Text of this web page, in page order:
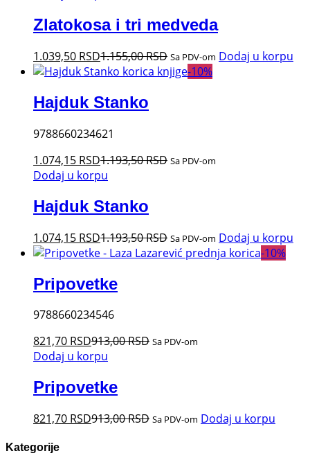
Zlatokosa i tri medveda
1.039,50 RSD1.155,00RSD Sa PDV-om Dodaj u korpu
-10%
Hajduk Stanko
9788660234621
1.074,15 RSD1.193,50RSD Sa PDV-om
Dodaj u korpu
Hajduk Stanko
1.074,15 RSD1.193,50RSD Sa PDV-om Dodaj u korpu
-10%
Pripovetke
9788660234546
821,70 RSD913,00RSD Sa PDV-om
Dodaj u korpu
Pripovetke
821,70 RSD913,00RSD Sa PDV-om Dodaj u korpu
Kategorije